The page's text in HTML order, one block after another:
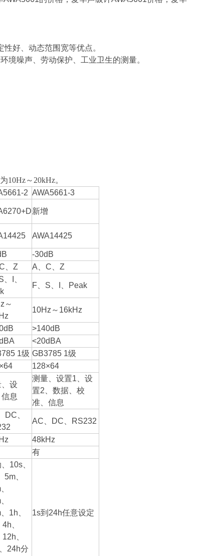
好、动态范围宽等优点。
境噪声、劳动保护、工业卫生的测量。
10Hz～20kHz。
2 AWA5661-3
新增
AWA14425
-30dB
、Z A、C、Z
、I、
F、S、I、Peak
～
10Hz～16kHz
>140dB
<20dBA
1级 GB3785 1级
128×64
设
息
测量、设置1、设
置2、数据、校
准、信息
DC、
AC、DC、RS232
48kHz
有
10s、
5m、
1h、
、
、
24h分
1s到24h任意设定